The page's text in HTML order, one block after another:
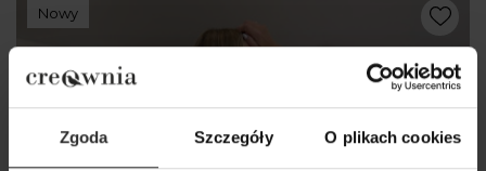
Zgoda Szczegóły O plikach cookies
Nowy